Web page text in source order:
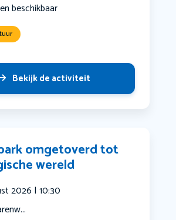
beschikbaar
Bekijk de activiteit
omgetoverd tot
wereld
2026 | 10:30